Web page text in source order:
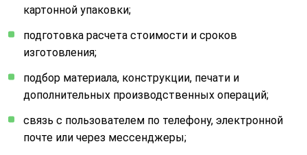
картонной упаковки;
подготовка расчета стоимости и сроков
изготовления;
подбор материала, конструкции, печати и
дополнительных производственных операций;
связь с пользователем по телефону, электронной
почте или через мессенджеры;